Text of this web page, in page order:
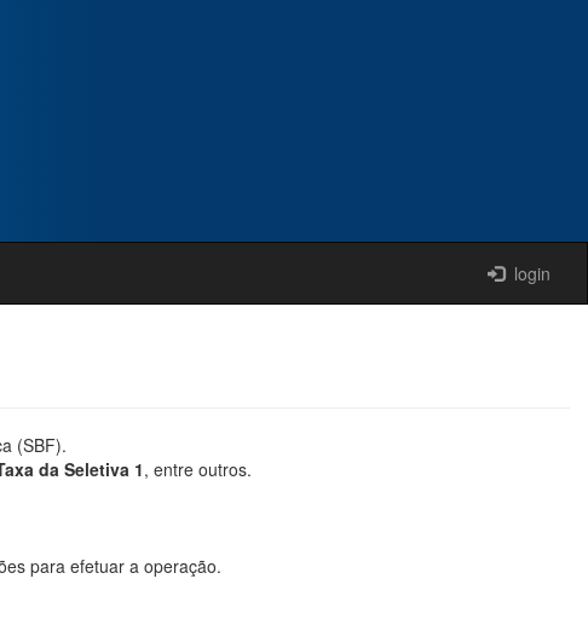
login
(SBF).
da Seletiva 1, entre outros.
para efetuar a operação.